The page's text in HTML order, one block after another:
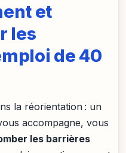
et
les
de 40
la réorientation : un
accompagne, vous
les barrières